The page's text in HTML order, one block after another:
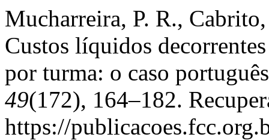
Mucharreira, P. R.,
Custos líquidos
por turma: o caso
49(172), 164–182.
https://